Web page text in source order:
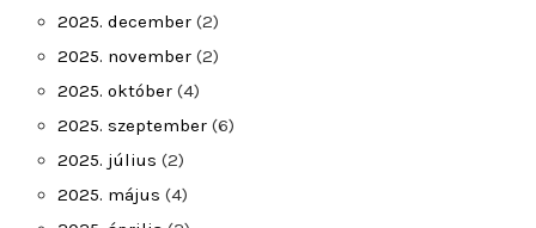
2025. december (2)
2025. november (2)
2025. október (4)
2025. szeptember (6)
2025. július (2)
2025. május (4)